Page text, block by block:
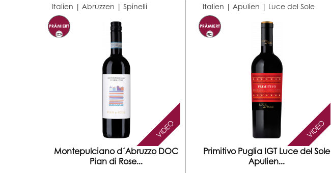
Italien | Abruzzen |Spinelli
VIDEO
Montepulciano d´Abruzzo DOC
Pian di Rose...
Italien | Apulien | Luce del Sole
VIDEO
Primitivo Puglia IGT Luce del Sole
Apulien...